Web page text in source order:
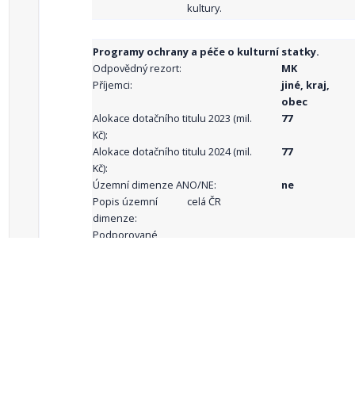
kultury.
Programy ochrany a péče o kulturní statky.
Odpovědný rezort:
MK
Příjemci:
jiné, kraj,
obec
Alokace dotačního titulu 2023 (mil.
Kč):
77
Alokace dotačního titulu 2024 (mil.
Kč):
77
Územní dimenze ANO/NE:
ne
Popis územní
dimenze:
celá ČR
Podporované